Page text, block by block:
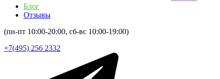
Блог
Отзывы
(пн-пт 10:00-20:00, сб-вс 10:00-19:00)
+7(495) 256 2332